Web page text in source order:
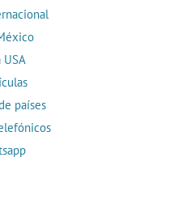
USA
países